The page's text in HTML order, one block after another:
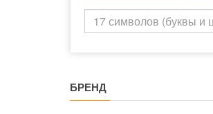
БРЕНД